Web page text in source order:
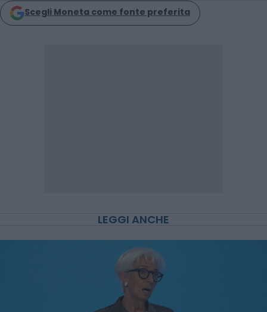
Scegli Moneta come fonte preferita
LEGGI ANCHE